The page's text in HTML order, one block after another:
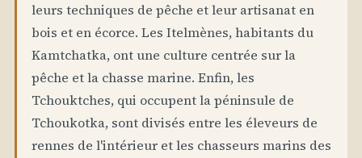
leurs techniques de pêche et leur artisanat en
bois et en écorce. Les Itelmènes, habitants du
Kamtchatka, ont une culture centrée sur la
pêche et la chasse marine. Enfin, les
Tchouktches, qui occupent la péninsule de
Tchoukotka, sont divisés entre les éleveurs de
rennes de l'intérieur et les chasseurs marins des